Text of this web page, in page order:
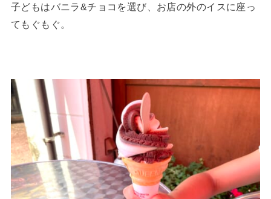
子どもはバニラ&チョコを選び、お店の外のイスに座っ
てもぐもぐ。